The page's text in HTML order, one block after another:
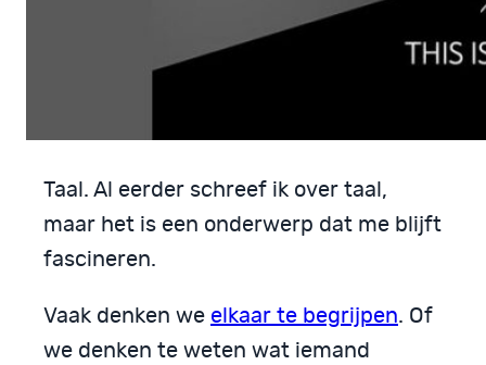
Taal. Al eerder schreef ik over taal,
maar het is een onderwerp dat me blijft
fascineren.
Vaak denken we elkaar te begrijpen. Of
we denken te weten wat iemand